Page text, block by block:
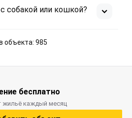
собакой или кошкой?
объекта: 985
бесплатно
жильё каждый месяц